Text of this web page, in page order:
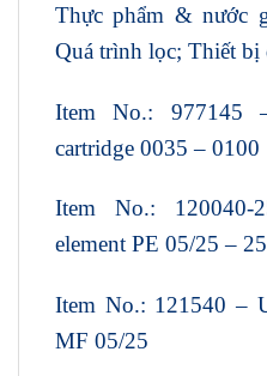
Thực phẩm & nước
Quá trình lọc; Thiết
Item No.: 977145
cartridge 0035 – 0100
Item No.:
element PE 05/25 –
Item No.: 121540 –
MF 05/25